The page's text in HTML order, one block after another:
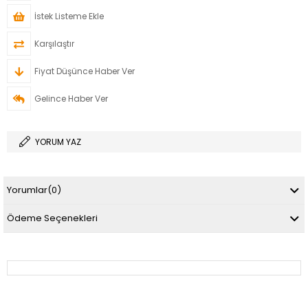
İstek Listeme Ekle
Karşılaştır
Fiyat Düşünce Haber Ver
Gelince Haber Ver
YORUM YAZ
Yorumlar(0)
Ödeme Seçenekleri